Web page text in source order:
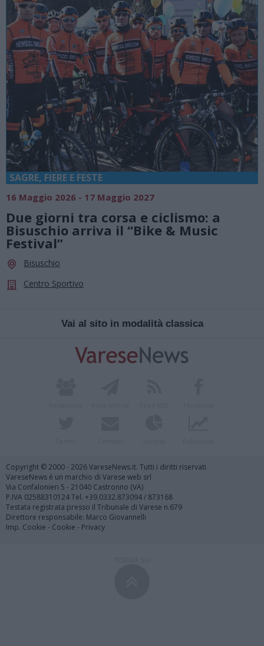
SAGRE, FIERE E FESTE
16 Maggio 2026 - 17 Maggio 2027
Due giorni tra corsa e ciclismo: a
Bisuschio arriva il “Bike & Music
Festival”
Bisuschio
Centro Sportivo
Vai al sito in modalità classica
Copyright © 2000 - 2026 VareseNews.it. Tutti i diritti riservati
VareseNews è un marchio di Varese web srl
Via Confalonieri 5 - 21040 Castronno (VA)
P.IVA 02588310124 Tel. +39.0332.873094 / 873168
Testata registrata presso il Tribunale di Varese n.679
Direttore responsabile: Marco Giovannelli
Imp. Cookie - Cookie - Privacy